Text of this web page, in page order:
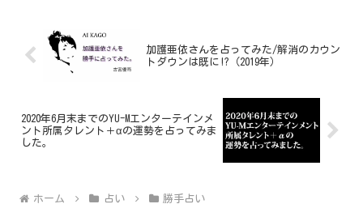
加護亜依さんを占ってみた/解消のカウン
トダウンは既に!?（2019年）
2020年6月末までのYU-Mエンターテインメ
ント所属タレント＋αの運勢を占ってみま
した。
ホーム 占い 勝手占い